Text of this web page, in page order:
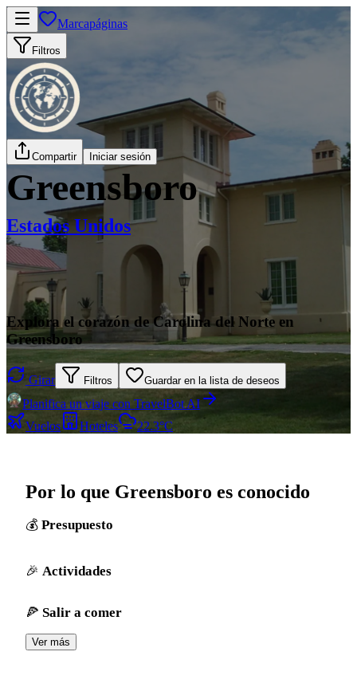
Marcapáginas
Filtros
Compartir Iniciar sesión
Greensboro
Estados Unidos
Explora el corazón de Carolina del Norte en
Greensboro
Girar Filtros Guardar en la lista de deseos
Planifica un viaje con TravelBot AI
Vuelos
Hoteles 22.3°C
Por lo que Greensboro es conocido
Presupuesto
Actividades
Salir a comer
Ver más